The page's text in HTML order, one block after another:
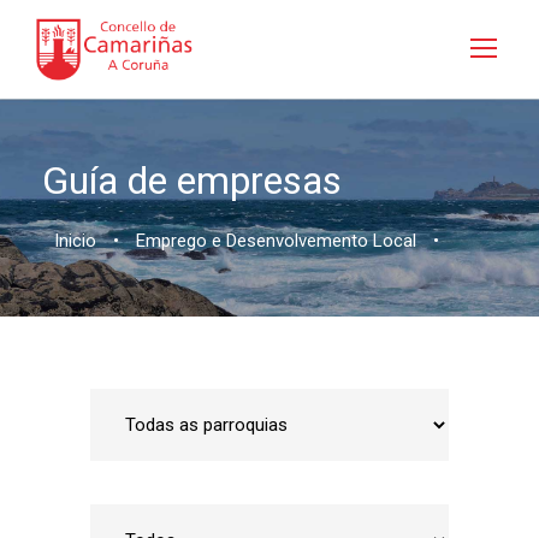
Guía de empresas
Inicio • Emprego e Desenvolvemento Local •